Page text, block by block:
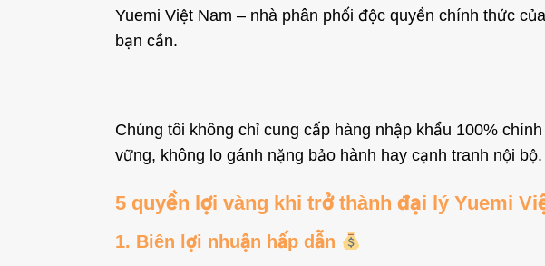
Yuemi Việt Nam – nhà phân phối độc quyền chính thức
bạn cần.
Chúng tôi không chỉ cung cấp hàng nhập khẩu 100%
vững, không lo gánh nặng bảo hành hay cạnh tranh nội bộ.
5 quyền lợi vàng khi trở thành đại lý Yuemi
1. Biên lợi nhuận hấp dẫn